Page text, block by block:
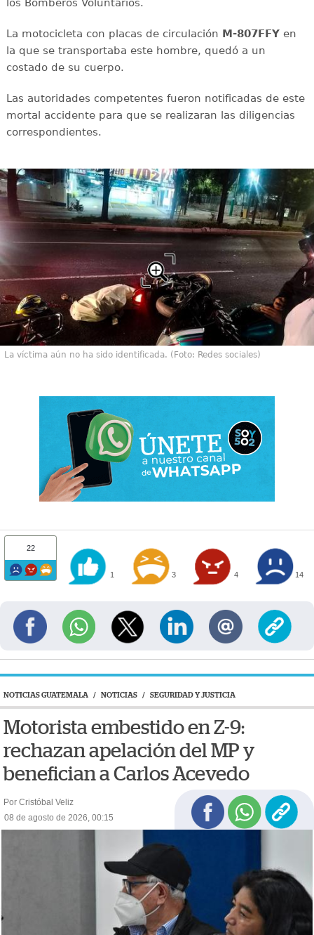
los Bomberos Voluntarios.
La motocicleta con placas de circulación M-807FFYen
la que se transportaba este hombre, quedó a un
costado de su cuerpo.
Las autoridades competentes fueron notificadas de este
mortal accidente para que se realizaran las diligencias
correspondientes.
La víctima aún no ha sido identificada. (Foto: Redes sociales)
22
1 3 4 14
NOTICIAS GUATEMALA / NOTICIAS / SEGURIDAD Y JUSTICIA
Motorista embestido en Z-9:
rechazan apelación del MP y
benefician a Carlos Acevedo
Por Cristóbal Veliz
08 de agosto de 2026, 00:15